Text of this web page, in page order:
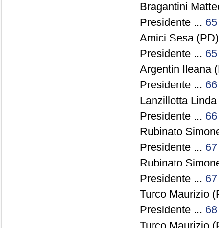
Bragantini
Presidente ... 65
Amici Sesa
Presidente ... 65
Argentin Ileana
Presidente ... 66
Lanzillotta
Presidente ... 66
Rubinato
Presidente ... 67
Rubinato
Presidente ... 67
Turco Maurizio
Presidente ... 68
Turco Maurizio